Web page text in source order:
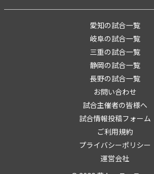
愛知の試合一覧
岐阜の試合一覧
三重の試合一覧
静岡の試合一覧
長野の試合一覧
お問い合わせ
試合主催者の皆様へ
試合情報投稿フォーム
ご利用規約
プライバシーポリシー
運営会社